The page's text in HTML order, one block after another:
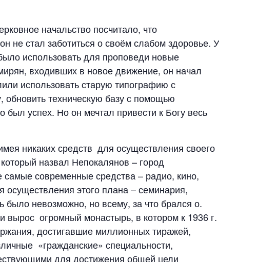
начальство посчитало, что
не стал заботиться о своём слабом здоровье. У
использовать для проповеди новые
входивших в новое движение, он начал
использовать старую типографию с
обновить техническую базу с помощью
был успех. Но он мечтал привести к Богу весь
никаких средств для осуществления своего
назвал Непокалянов – город
самые современные средства – радио, кино,
этого плана – семинария,
было невозможно, но всему, за что брался о.
вырос огромный монастырь, в котором к 1936 г.
достигавшие миллионных тиражей,
«гражданские» специальности,
для достижения общей цели